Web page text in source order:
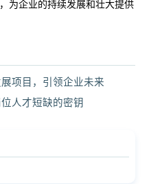
为企业的持续发展和壮大提供
项目，引领企业未来
人才短缺的密钥